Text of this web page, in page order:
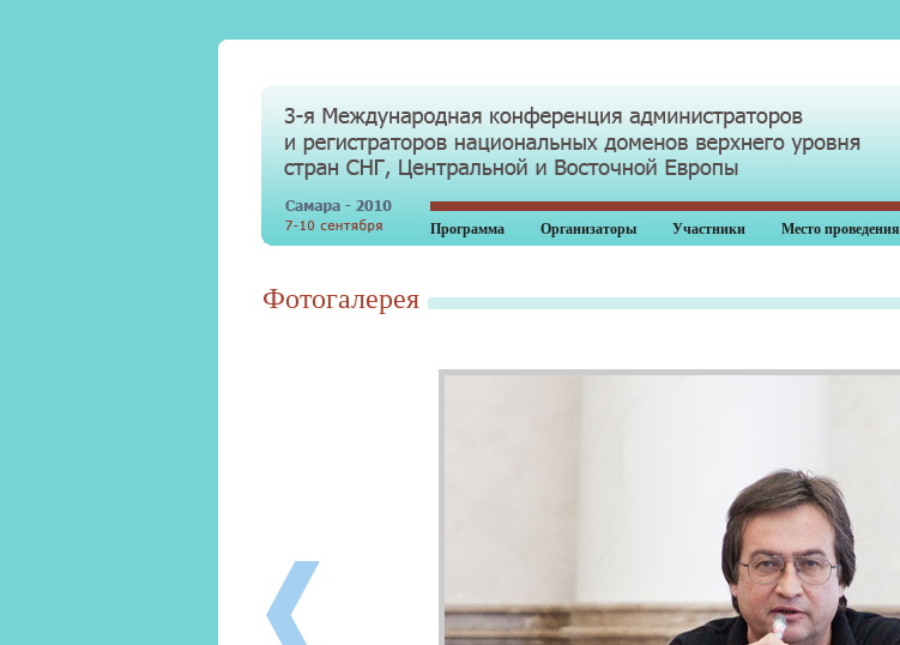
Программа Организаторы Участники Место проведения
Фотогалерея